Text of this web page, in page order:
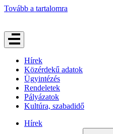
Tovább a tartalomra
Hírek
Közérdekű adatok
Ügyintézés
Rendeletek
Pályázatok
Kultúra, szabadidő
Hírek